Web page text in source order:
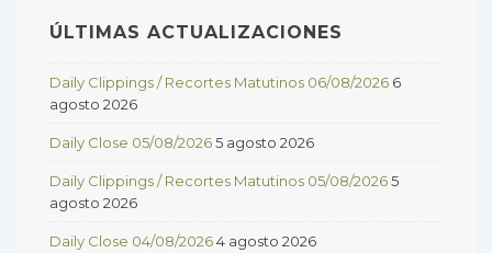
ÚLTIMAS ACTUALIZACIONES
Daily Clippings / Recortes Matutinos 06/08/2026 6
agosto 2026
Daily Close 05/08/20265 agosto 2026
Daily Clippings / Recortes Matutinos 05/08/20265
agosto 2026
Daily Close 04/08/20264 agosto 2026